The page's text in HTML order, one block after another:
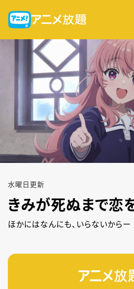
水曜日 更新
きみが死ぬまで恋
ほかにはなんにも、いらないからー